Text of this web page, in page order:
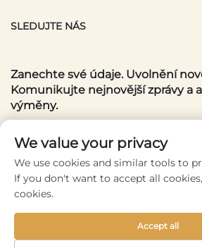
SLEDUJTE NÁS
Zanechte své údaje. Uvolnění
Komunikujte nejnovější zprávy a
výměny.
Váš e-mail
Subscribe
We value your privacy
We use cookies and similar tools to
If you don't want to accept all
cookies.
Accept all